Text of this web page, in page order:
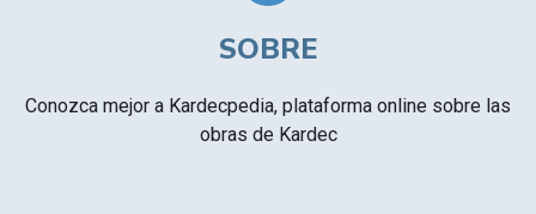
SOBRE
Conozca mejor a Kardecpedia, plataforma online sobre las
obras de Kardec